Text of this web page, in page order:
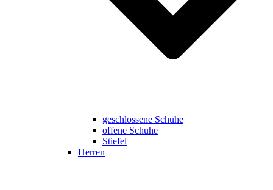
geschlossene Schuhe
offene Schuhe
Stiefel
Herren